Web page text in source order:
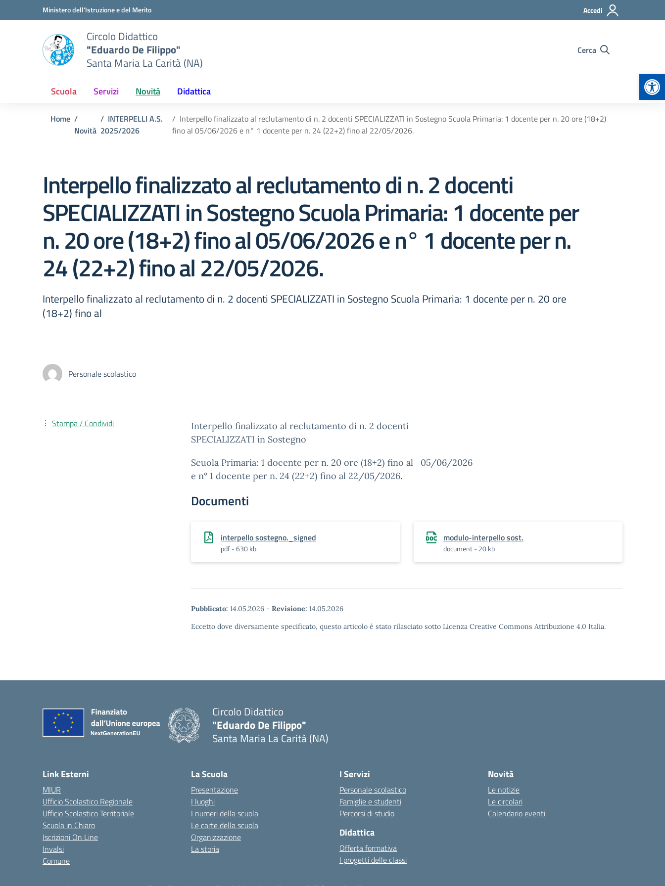
Vai ai contenuti
Vai al menu di navigazioneMinistero dell'Istruzione e del Merito Accedi
Circolo Didattico
"Eduardo De Filippo"
Santa Maria La Carità (NA)
Cerca
Scuola Servizi Novità Didattica
Home
Novità
INTERPELLI A.S.
2025/2026
Interpello finalizzato al reclutamento di n. 2 docenti SPECIALIZZATI in Sostegno Scuola Primaria: 1 docente per n. 20 ore (18+2)
fino al 05/06/2026 e n° 1 docente per n. 24 (22+2) fino al 22/05/2026.
Interpello finalizzato al reclutamento di n. 2 docenti
SPECIALIZZATI in Sostegno Scuola Primaria: 1 docente per
n. 20 ore (18+2) fino al 05/06/2026 e n° 1 docente per n.
24 (22+2) fino al 22/05/2026.
Interpello finalizzato al reclutamento di n. 2 docenti SPECIALIZZATI in Sostegno Scuola Primaria: 1 docente per n. 20 ore
(18+2) fino al
Personale scolastico
Interpello finalizzato al reclutamento di n. 2 docenti
SPECIALIZZATI in Sostegno
Scuola Primaria: 1 docente per n. 20 ore (18+2) fino al 05/06/2026
e n° 1 docente per n. 24 (22+2) fino al 22/05/2026.
Documenti
interpello sostegno._signed
pdf - 630 kb
modulo-interpello sost.
document - 20 kb
Pubblicato: 14.05.2026 - Revisione: 14.05.2026
Eccetto dove diversamente specificato, questo articolo è stato rilasciato sotto Licenza Creative Commons Attribuzione 4.0 Italia.
Stampa / Condividi
Circolo Didattico
"Eduardo De Filippo"
Santa Maria La Carità (NA)
Link Esterni
MIUR
Ufficio Scolastico Regionale
Ufficio Scolastico Territoriale
Scuola in Chiaro
Iscrizioni On Line
Invalsi
Comune
La Scuola
Presentazione
I luoghi
I numeri della scuola
Le carte della scuola
Organizzazione
La storia
I Servizi
Personale scolastico
Famiglie e studenti
Percorsi di studio
Didattica
Offerta formativa
I progetti delle classi
Novità
Le notizie
Le circolari
Calendario eventi